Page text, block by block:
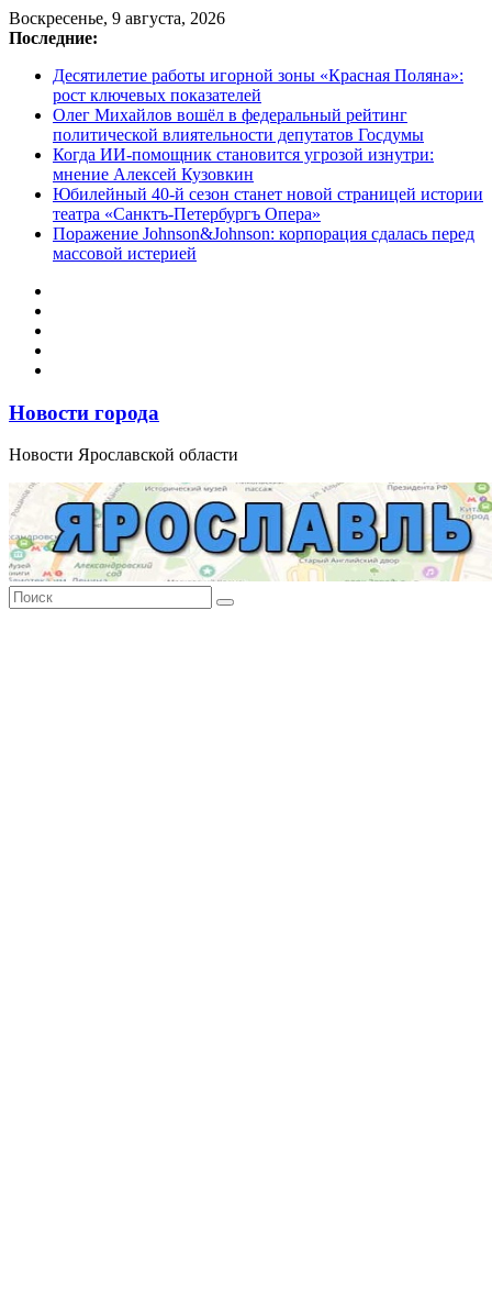
Перейти
к
Воскресенье, 9 августа, 2026
Последние:
Десятилетие работы игорной зоны «Красная Поляна»:
рост ключевых показателей
Олег Михайлов вошёл в федеральный рейтинг
политической влиятельности депутатов Госдумы
Когда ИИ-помощник становится угрозой изнутри:
мнение Алексей Кузовкин
Юбилейный 40-й сезон станет новой страницей истории
театра «Санктъ-Петербургъ Опера»
Поражение Johnson&Johnson: корпорация сдалась перед
массовой истерией
Новости города
Новости Ярославской области